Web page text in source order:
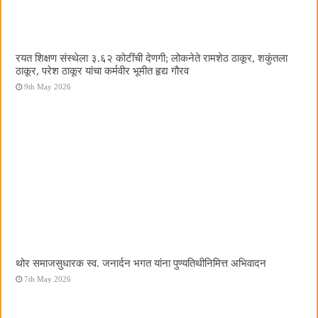
रयत शिक्षण संस्थेला ३.६२ कोटींची देणगी; लोकनेते रामशेठ ठाकूर, शकुंतला
ठाकूर, परेश ठाकूर यांचा कर्मवीर भूमीत हृद्य गौरव
9th May 2026
थोर समाजसुधारक स्व. जनार्दन भगत यांना पुण्यतिथीनिमित्त अभिवादन
7th May 2026